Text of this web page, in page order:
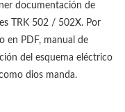
documentación de
TRK 502 / 502X. Por
en PDF, manual de
del esquema eléctrico
dios manda.